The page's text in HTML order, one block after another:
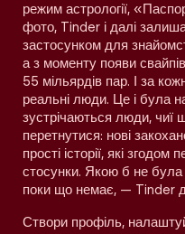
режим астрології,
фото, Tinder і далі
застосунком для
а з моменту появи
55 мільярдів пар. І за
реальні люди. Це і була
зустрічаються люди, чиї
перетнутися: нові
прості історії, які
стосунки. Якою б не була
поки що немає, — Tinder
Створи профіль,